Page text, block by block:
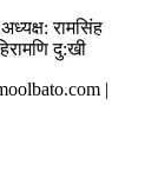
अध्यक्ष: रामसिंह
दु:खी
|